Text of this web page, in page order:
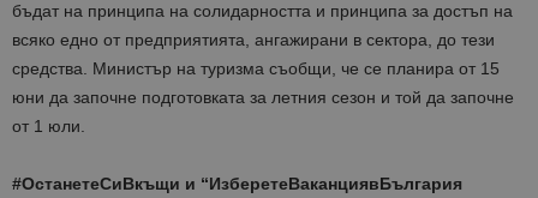
бъдат на принципа на солидарността и принципа за достъп на
всяко едно от предприятията, ангажирани в сектора, до тези
средства. Министър на туризма съобщи, че се планира от 15
юни да започне подготовката за летния сезон и той да започне
от 1 юли.
#ОстанетеСиВкъщи и “ИзберетеВаканциявБългария